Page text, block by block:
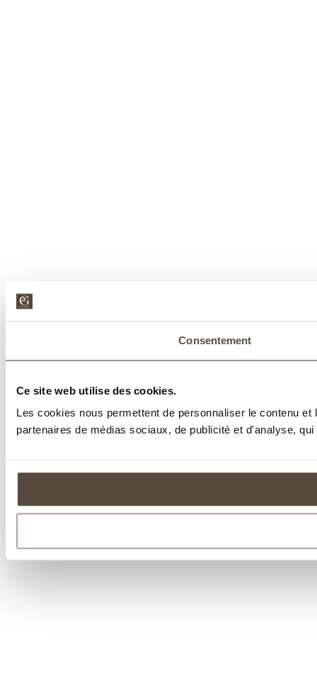
Consentement
Ce site web utilise des cookies.
Les cookies nous permettent de personnaliser le contenu
partenaires de médias sociaux, de publicité et d'analyse,